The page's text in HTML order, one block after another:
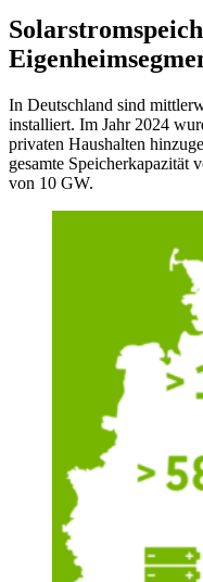
In Deutschland sind
installiert. Im Jahr 2024
privaten Haushalten
gesamte Speicherkapazität
von 10 GW.